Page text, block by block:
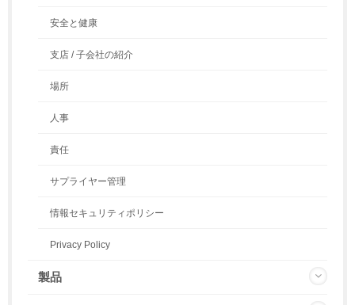
安全と健康
支店 / 子会社の紹介
場所
人事
責任
サプライヤー管理
情報セキュリティポリシー
Privacy Policy
製品